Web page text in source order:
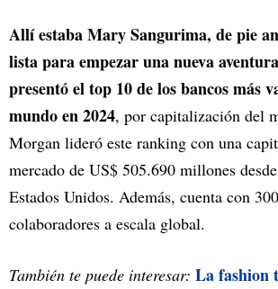
Allí estaba Mary Sangurima, de pie
lista para empezar una nueva
presentó el top 10 de los bancos más
mundo en 2024, por capitalización del
Morgan lideró este ranking con una
mercado de US$ 505.690 millones
Estados Unidos. Además, cuenta con
colaboradores a escala global.
También te puede interesar: La fashion